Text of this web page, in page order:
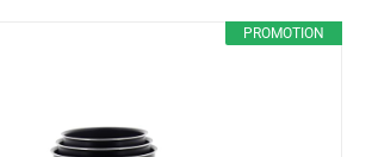
PROMOTION